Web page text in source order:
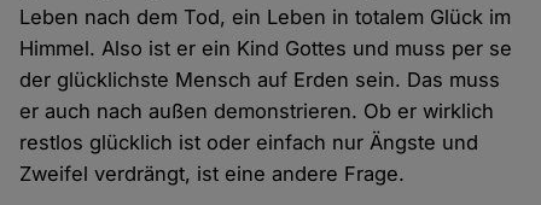
Leben nach dem Tod, ein Leben in totalem Glück im
Himmel. Also ist er ein Kind Gottes und muss per se
der glücklichste Mensch auf Erden sein. Das muss
er auch nach außen demonstrieren. Ob er wirklich
restlos glücklich ist oder einfach nur Ängste und
Zweifel verdrängt, ist eine andere Frage.